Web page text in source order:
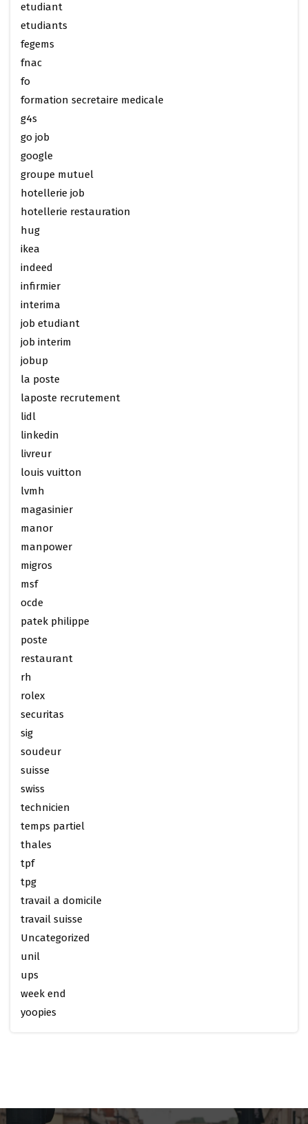
etudiant
etudiants
fegems
fnac
fo
formation secretaire medicale
g4s
go job
google
groupe mutuel
hotellerie job
hotellerie restauration
hug
ikea
indeed
infirmier
interima
job etudiant
job interim
jobup
la poste
laposte recrutement
lidl
linkedin
livreur
louis vuitton
lvmh
magasinier
manor
manpower
migros
msf
ocde
patek philippe
poste
restaurant
rh
rolex
securitas
sig
soudeur
suisse
swiss
technicien
temps partiel
thales
tpf
tpg
travail a domicile
travail suisse
Uncategorized
unil
ups
week end
yoopies